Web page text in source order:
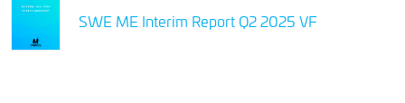
SWE ME Interim Report Q2 2025 VF